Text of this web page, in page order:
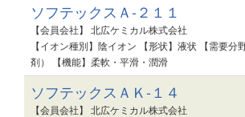
ソフテックスＡ-２１１
【会員会社】 北広ケミカル株式会社
【イオン種別】陰イオン 【形状】液状 【需要分
剤） 【機能】柔軟・平滑・潤滑
ソフテックスＡＫ-１４
【会員会社】 北広ケミカル株式会社